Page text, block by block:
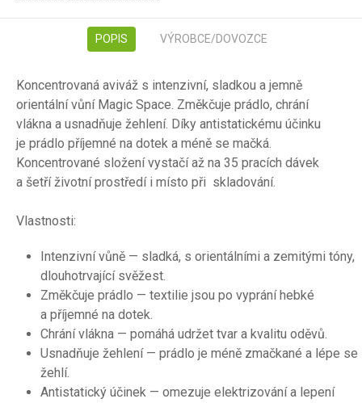
POPIS VÝROBCE/DOVOZCE
Koncentrovaná aviváž s intenzivní, sladkou a jemně
orientální vůní Magic Space. Změkčuje prádlo, chrání
vlákna a usnadňuje žehlení. Díky antistatickému účinku
je prádlo příjemné na dotek a méně se mačká.
Koncentrované složení vystačí až na 35 pracích dávek
a šetří životní prostředí i místo při skladování.
Vlastnosti:
Intenzivní vůně — sladká, s orientálními a zemitými tóny,
dlouhotrvající svěžest.
Změkčuje prádlo — textilie jsou po vyprání hebké
a příjemné na dotek.
Chrání vlákna — pomáhá udržet tvar a kvalitu oděvů.
Usnadňuje žehlení — prádlo je méně zmačkané a lépe se
žehlí.
Antistatický účinek — omezuje elektrizování a lepení